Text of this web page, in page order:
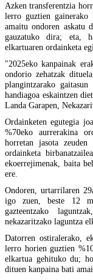
Azken transferentzia
lerro guztien gainerako
amaitu ondoren askatu
gauzatuko dira; eta,
elkartuaren ordainketa
"2025eko kanpainak
ondorio zehatzak
plangintzarako
handiagoa eskaintzen
Landa Garapen,
Ordainketen egutegia
%70eko aurrerakina
horretan jasota zeuden
ordainketa
ekoerrejimenak, baita
ere.
Ondoren, urtarrilaren
igo zuen, beste 12
gazteentzako
nekazaritzako laguntza
Datorren ostiralerako,
lerro horien guztien
elkartua gehituko du;
dituen kanpaina bati